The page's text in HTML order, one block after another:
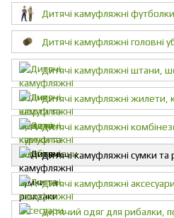
Дитячі камуфляжні
Дитячі камуфляжні головні
Дитячі камуфляжні штани,
Дитячі камуфляжні жилети,
Дитячі камуфляжні
Дитячі камуфляжні сумки та
Дитячі камуфляжні
Дитячий одяг для рибалки,